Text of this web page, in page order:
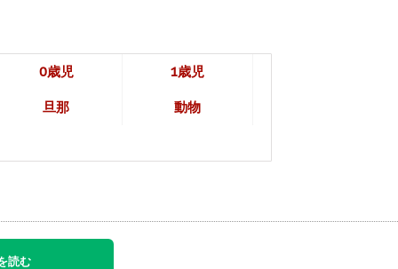
0歳児 1歳児
旦那 動物
読む